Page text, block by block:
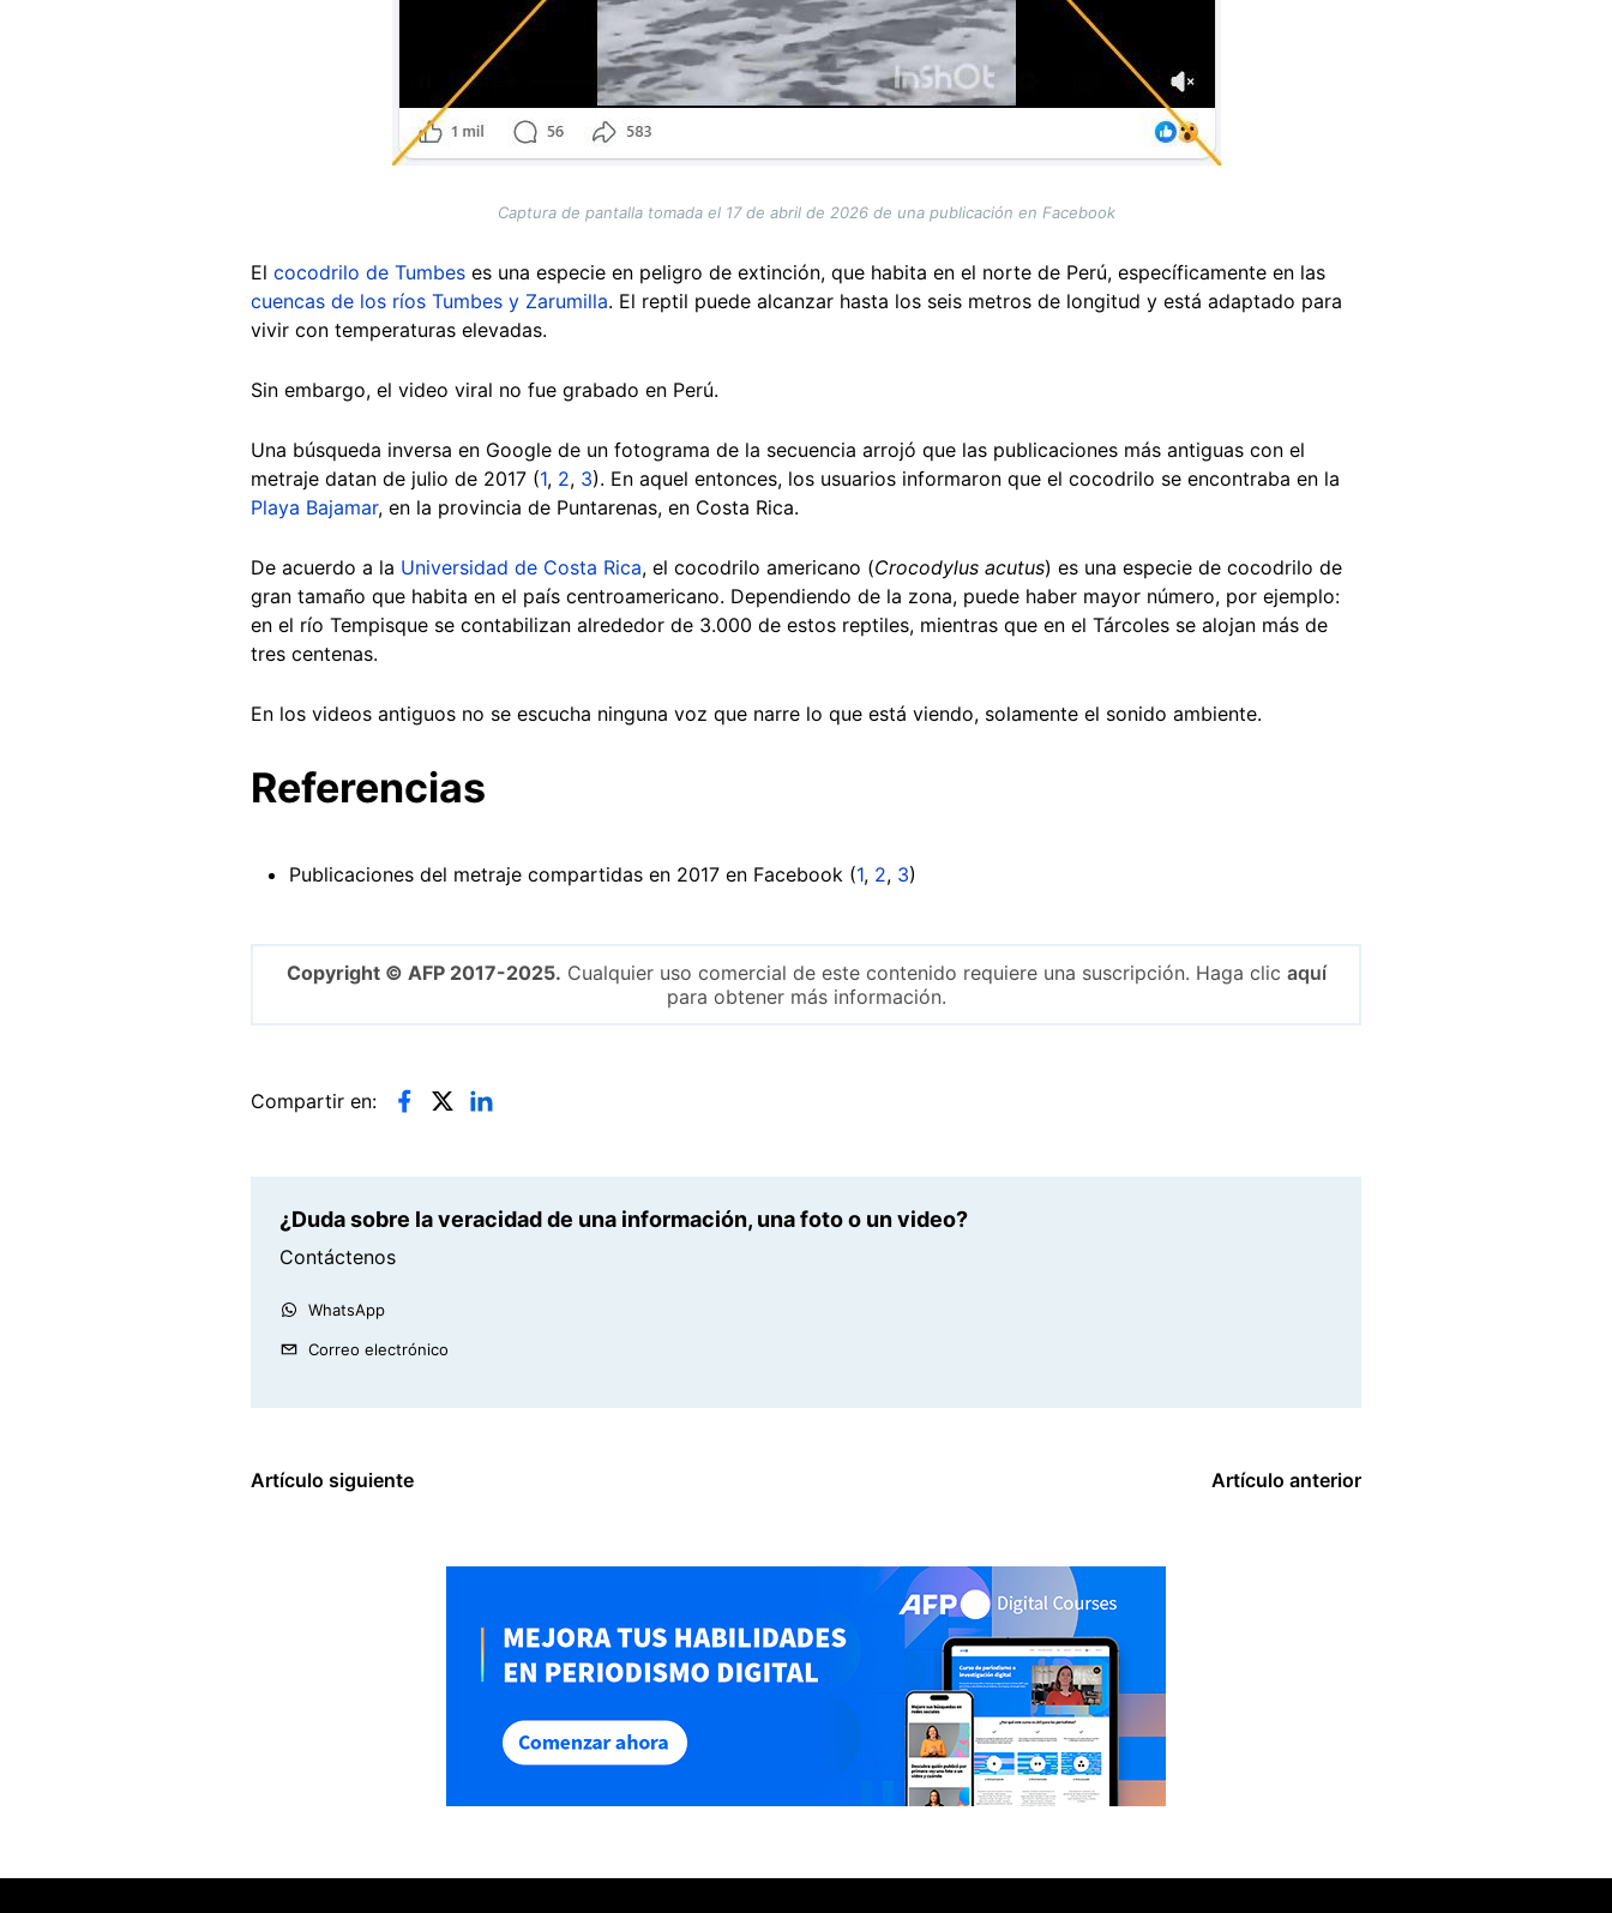
Captura de pantalla tomada el 17 de abril de 2026 de una publicación en Facebook
El cocodrilo de Tumbes es una especie en peligro de extinción, que habita en el norte de Perú, específicamente en las
cuencas de los ríos Tumbes y Zarumilla. El reptil puede alcanzar hasta los seis metros de longitud y está adaptado para
vivir con temperaturas elevadas.
Sin embargo, el video viral no fue grabado en Perú.
Una búsqueda inversa en Google de un fotograma de la secuencia arrojó que las publicaciones más antiguas con el
metraje datan de julio de 2017 (1, 2, 3). En aquel entonces, los usuarios informaron que el cocodrilo se encontraba en la
Playa Bajamar, en la provincia de Puntarenas, en Costa Rica.
De acuerdo a la Universidad de Costa Rica, el cocodrilo americano (Crocodylus acutus) es una especie de cocodrilo de
gran tamaño que habita en el país centroamericano. Dependiendo de la zona, puede haber mayor número, por ejemplo:
en el río Tempisque se contabilizan alrededor de 3.000 de estos reptiles, mientras que en el Tárcoles se alojan más de
tres centenas.
En los videos antiguos no se escucha ninguna voz que narre lo que está viendo, solamente el sonido ambiente.
Referencias
Publicaciones del metraje compartidas en 2017 en Facebook (1, 2, 3)
Copyright © AFP 2017-2025. Cualquier uso comercial de este contenido requiere una suscripción. Haga clic aquí
para obtener más información.
Compartir en:
¿Duda sobre la veracidad de una información, una foto o un video?
Contáctenos
WhatsApp
Correo electrónico
Artículo siguiente Artículo anterior